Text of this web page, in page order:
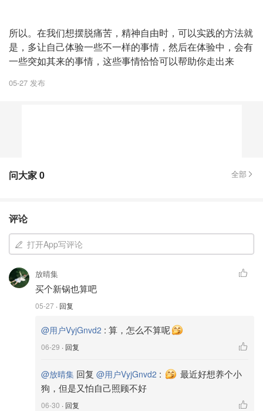
所以。在我们想摆脱痛苦，精神自由时，可以实践的方法就
是，多让自己体验一些不一样的事情，然后在体验中，会有
一些突如其来的事情，这些事情恰恰可以帮助你走出来
05-27 发布
问大家0 全部
评论
打开App写评论
放晴集
买个新锅也算吧
05-27 · 回复
@用户VyjGnvd2 : 算，怎么不算呢
06-29 · 回复
@放晴集 回复 @用户VyjGnvd2 :
最近好想养个小
狗，但是又怕自己照顾不好
06-30 · 回复